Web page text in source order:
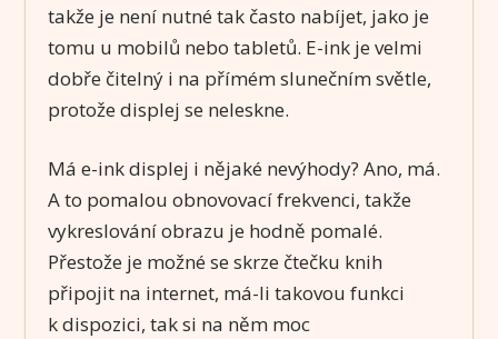
takže je není nutné tak často nabíjet, jako je
tomu u mobilů nebo tabletů. E-ink je velmi
dobře čitelný i na přímém slunečním světle,
protože displej se neleskne.
Má e-ink displej i nějaké nevýhody? Ano, má.
A to pomalou obnovovací frekvenci, takže
vykreslování obrazu je hodně pomalé.
Přestože je možné se skrze čtečku knih
připojit na internet, má-li takovou funkci
k dispozici, tak si na něm moc